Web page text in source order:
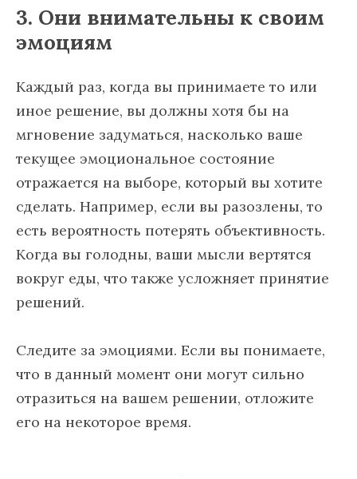
3. Они внимательны к своим
эмоциям
Каждый раз, когда вы принимаете то или
иное решение, вы должны хотя бы на
мгновение задуматься, насколько ваше
текущее эмоциональное состояние
отражается на выборе, который вы хотите
сделать. Например, если вы разозлены, то
есть вероятность потерять объективность.
Когда вы голодны, ваши мысли вертятся
вокруг еды, что также усложняет принятие
решений.
Следите за эмоциями. Если вы понимаете,
что в данный момент они могут сильно
отразиться на вашем решении, отложите
его на некоторое время.